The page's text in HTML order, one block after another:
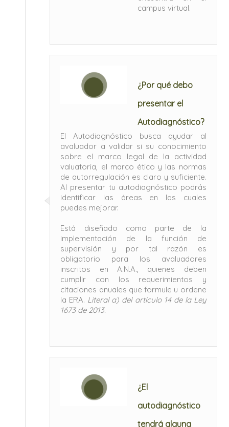
campus virtual.
¿Por qué debo
presentar el
Autodiagnóstico?
El Autodiagnóstico busca ayudar al
avaluador a validar si su conocimiento
sobre el marco legal de la actividad
valuatoria, el marco ético y las normas
de autorregulación es claro y suficiente.
Al presentar tu autodiagnóstico podrás
identificar las áreas en las cuales
puedes mejorar.
Está diseñado como parte de la
implementación de la función de
supervisión y por tal razón es
obligatorio para los avaluadores
inscritos en A.N.A., quienes deben
cumplir con los requerimientos y
citaciones anuales que formule u ordene
la ERA. Literal a) del artículo 14 de la Ley
1673 de 2013.
¿El
autodiagnóstico
tendrá alguna